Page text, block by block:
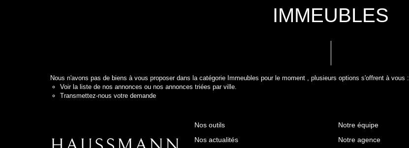
IMMEUBLES
Nous n'avons pas de biens à vous proposer dans la catégorie Immeubles pour le moment , plusieurs options s'offrent à vous :
Voir la liste de nos annonces ou nos annonces triées par ville.
Transmettez-nous votre demande
Nos outils
Nos actualités
Notre équipe
Notre agence